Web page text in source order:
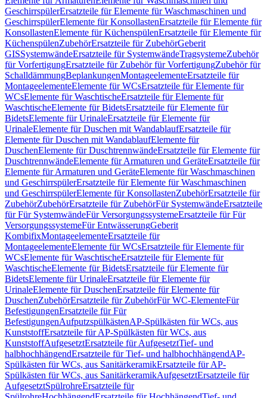
GeschirrspülerErsatzteile für Elemente für Waschmaschinen und
GeschirrspülerElemente für KonsollastenErsatzteile für Elemente für
KonsollastenElemente für KüchenspülenErsatzteile für Elemente für
KüchenspülenZubehörErsatzteile für ZubehörGeberit
GISSystemwändeErsatzteile für SystemwändeTragsystemeZubehör
für VorfertigungErsatzteile für Zubehör für VorfertigungZubehör für
SchalldämmungBeplankungenMontageelementeErsatzteile für
MontageelementeElemente für WCsErsatzteile für Elemente für
WCsElemente für WaschtischeErsatzteile für Elemente für
WaschtischeElemente für BidetsErsatzteile für Elemente für
BidetsElemente für UrinaleErsatzteile für Elemente für
UrinaleElemente für Duschen mit WandablaufErsatzteile für
Elemente für Duschen mit WandablaufElemente für
DuschenElemente für DuschtrennwändeErsatzteile für Elemente für
DuschtrennwändeElemente für Armaturen und GeräteErsatzteile für
Elemente für Armaturen und GeräteElemente für Waschmaschinen
und GeschirrspülerErsatzteile für Elemente für Waschmaschinen
und GeschirrspülerElemente für KonsollastenZubehörErsatzteile für
ZubehörZubehörErsatzteile für ZubehörFür SystemwändeErsatzteile
für Für SystemwändeFür VersorgungssystemeErsatzteile für Für
VersorgungssystemeFür EntwässerungGeberit
KombifixMontageelementeErsatzteile für
MontageelementeElemente für WCsErsatzteile für Elemente für
WCsElemente für WaschtischeErsatzteile für Elemente für
WaschtischeElemente für BidetsErsatzteile für Elemente für
BidetsElemente für UrinaleErsatzteile für Elemente für
UrinaleElemente für DuschenErsatzteile für Elemente für
DuschenZubehörErsatzteile für ZubehörFür WC-ElementeFür
BefestigungenErsatzteile für Für
BefestigungenAufputzspülkästenAP-Spülkästen für WCs, aus
KunststoffErsatzteile für AP-Spülkästen für WCs, aus
KunststoffAufgesetztErsatzteile für AufgesetztTief- und
halbhochhängendErsatzteile für Tief- und halbhochhängendAP-
Spülkästen für WCs, aus SanitärkeramikErsatzteile für AP-
Spülkästen für WCs, aus SanitärkeramikAufgesetztErsatzteile für
AufgesetztSpülrohreErsatzteile für